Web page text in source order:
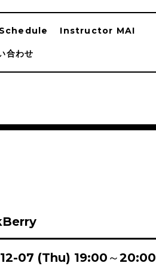
Schedule Instructor MAI
合わせ
07 (Thu) 19:00～20:00